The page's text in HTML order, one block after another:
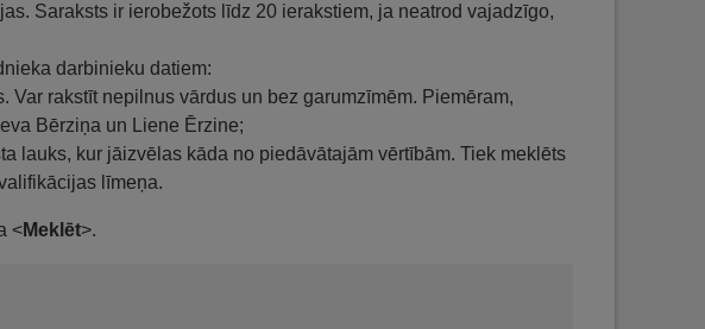
Saraksts ir ierobežots līdz 20 ierakstiem, ja neatrod vajadzīgo,
darbinieku datiem:
Var rakstīt nepilnus vārdus un bez garumzīmēm. Piemēram,
Bērziņa un Liene Ērzine;
lauks, kur jāizvēlas kāda no piedāvātajām vērtībām. Tiek meklēts
līmeņa.
<Meklēt>.